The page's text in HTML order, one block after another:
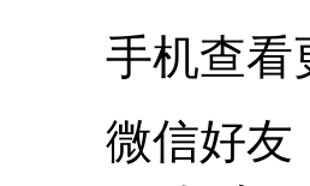
手机查看
微信好友